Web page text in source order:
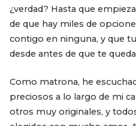
¿verdad? Hasta que
de que hay miles de
contigo en ninguna, y que
desde antes de que te
Como matrona, he
preciosos a lo largo de mi
otros muy originales, y